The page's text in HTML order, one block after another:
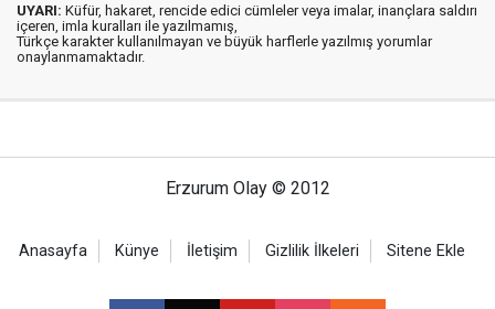
UYARI: Küfür, hakaret, rencide edici cümleler veya imalar, inançlara saldırı
içeren, imla kuralları ile yazılmamış,
Türkçe karakter kullanılmayan ve büyük harflerle yazılmış yorumlar
onaylanmamaktadır.
Erzurum Olay © 2012
Anasayfa Künye İletişim Gizlilik İlkeleri Sitene Ekle